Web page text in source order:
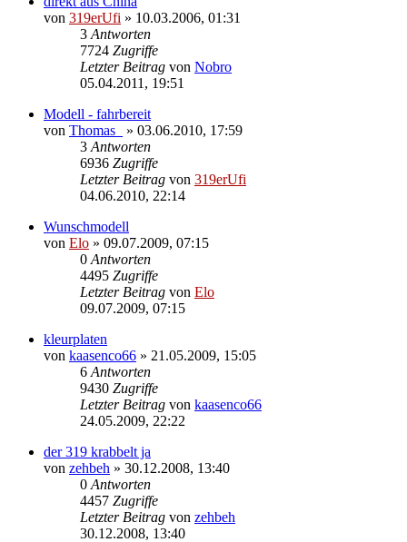
von 319erUfi » 10.03.2006, 01:31
3 Antworten
7724 Zugriffe
Letzter Beitrag von Nobro
05.04.2011, 19:51
Modell - fahrbereit
von Thomas_ » 03.06.2010, 17:59
3 Antworten
6936 Zugriffe
Letzter Beitrag von 319erUfi
04.06.2010, 22:14
Wunschmodell
von Elo » 09.07.2009, 07:15
0 Antworten
4495 Zugriffe
Letzter Beitrag von Elo
09.07.2009, 07:15
kleurplaten
von kaasenco66 » 21.05.2009, 15:05
6 Antworten
9430 Zugriffe
Letzter Beitrag von kaasenco66
24.05.2009, 22:22
der 319 krabbelt ja
von zehbeh » 30.12.2008, 13:40
0 Antworten
4457 Zugriffe
Letzter Beitrag von zehbeh
30.12.2008, 13:40